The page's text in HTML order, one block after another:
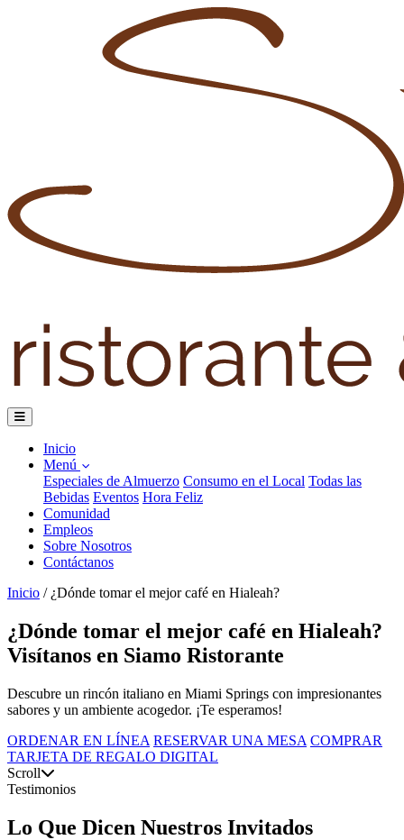
Inicio
Menú
Especiales de Almuerzo Consumo en el Local Todas las
Bebidas Eventos Hora Feliz
Comunidad
Empleos
Sobre Nosotros
Contáctanos
Inicio / ¿Dónde tomar el mejor café en Hialeah?
¿Dónde tomar el mejor café en Hialeah?
Visítanos en Siamo Ristorante
Descubre un rincón italiano en Miami Springs con impresionantes
sabores y un ambiente acogedor. ¡Te esperamos!
ORDENAR EN LÍNEA RESERVAR UNA MESA COMPRAR
TARJETA DE REGALO DIGITAL
Scroll
Testimonios
Lo Que Dicen Nuestros Invitados